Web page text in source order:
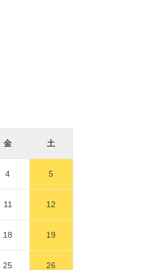
金 土
4 5
11 12
18 19
25 26